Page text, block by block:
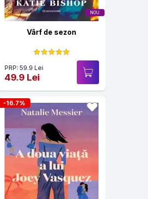
NOU
Vârf de sezon
PRP: 59.9 Lei
49.9 Lei
-16.7%